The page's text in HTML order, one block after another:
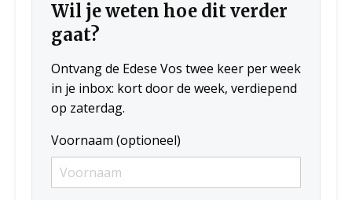
Wil je weten hoe dit verder
gaat?
Ontvang de Edese Vos twee keer per week
in je inbox: kort door de week, verdiepend
op zaterdag.
Voornaam (optioneel)